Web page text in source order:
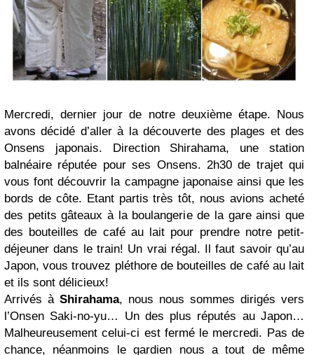
Mercredi, dernier jour de notre deuxième étape. Nous
avons décidé d’aller à la découverte des plages et des
Onsens japonais. Direction Shirahama, une station
balnéaire réputée pour ses Onsens. 2h30 de trajet qui
vous font découvrir la campagne japonaise ainsi que les
bords de côte. Etant partis très tôt, nous avions acheté
des petits gâteaux à la boulangerie de la gare ainsi que
des bouteilles de café au lait pour prendre notre petit-
déjeuner dans le train! Un vrai régal. Il faut savoir qu’au
Japon, vous trouvez pléthore de bouteilles de café au lait
et ils sont délicieux!
Arrivés à Shirahama, nous nous sommes dirigés vers
l’Onsen Saki-no-yu… Un des plus réputés au Japon…
Malheureusement celui-ci est fermé le mercredi. Pas de
chance, néanmoins le gardien nous a tout de même